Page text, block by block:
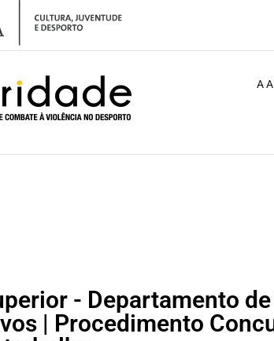
A
- Departamento
| Procedimento